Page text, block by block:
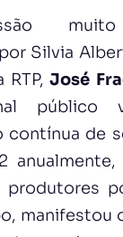
muito
Silvia
RTP,José
público
contínua de
manifestou